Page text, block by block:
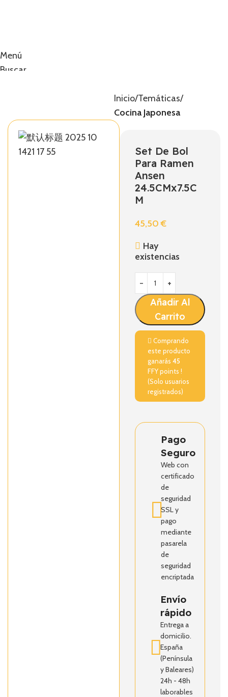
Menú
Buscar
Inicio Temáticas
Cocina Japonesa
Set De Bol
Para Ramen
Ansen
24.5CMx7.5C
M
45,50€
Hay
existencias
Añadir Al
Carrito
Comprando
este producto
ganarás45
FFY points !
(Solo usuarios
registrados)
Pago
Seguro
Web con
certificado
de
seguridad
SSL y
pago
mediante
pasarela
de
seguridad
encriptada
Envío
rápido
Entrega a
domicilio.
España
(Península
y Baleares)
24h - 48h
laborables